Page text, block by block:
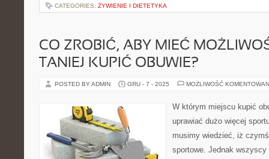
CATEGORIES: ŻYWIENIE I DIETETYKA
CO ZROBIĆ, ABY MIEĆ
TANIEJ KUPIĆ OBUWIE?
POSTED BY ADMIN GRU - 7 - 2025 MOŻLIWOŚĆ
W którym miejscu kupić
uprawiać dużo więcej
musimy wiedzieć, iż
sportowe. Jednak